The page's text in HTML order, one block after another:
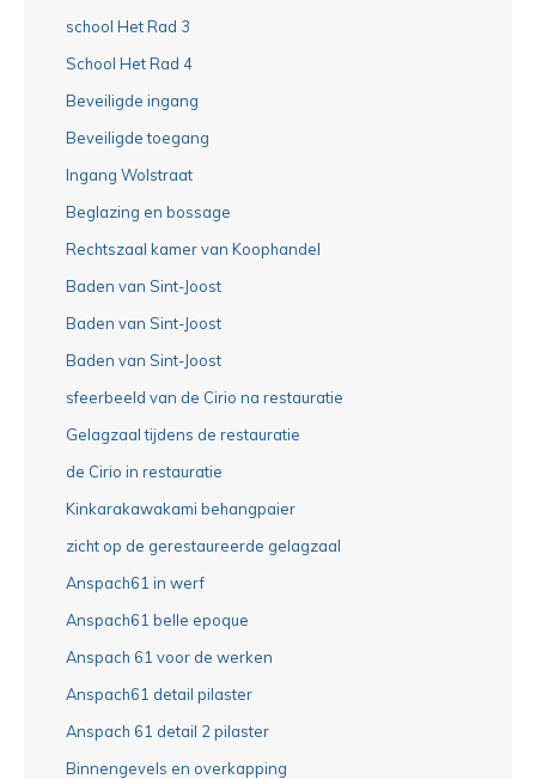
school Het Rad 3
School Het Rad 4
Beveiligde ingang
Beveiligde toegang
Ingang Wolstraat
Beglazing en bossage
Rechtszaal kamer van Koophandel
Baden van Sint-Joost
Baden van Sint-Joost
Baden van Sint-Joost
sfeerbeeld van de Cirio na restauratie
Gelagzaal tijdens de restauratie
de Cirio in restauratie
Kinkarakawakami behangpaier
zicht op de gerestaureerde gelagzaal
Anspach61 in werf
Anspach61 belle epoque
Anspach 61 voor de werken
Anspach61 detail pilaster
Anspach 61 detail 2 pilaster
Binnengevels en overkapping